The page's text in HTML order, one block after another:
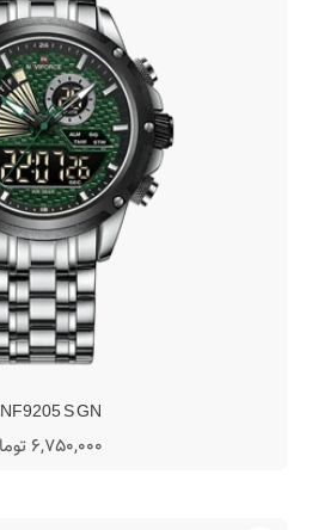
NF9205 S GN
6,750,000 تومان